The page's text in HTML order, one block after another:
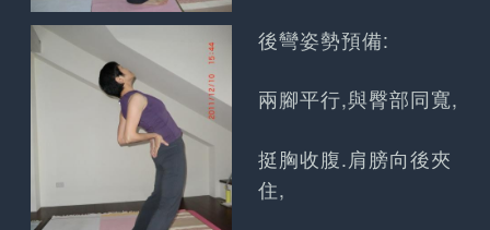
後彎姿勢預備:
兩腳平行,與臀部同寬,
挺胸收腹.肩膀向後夾
住,